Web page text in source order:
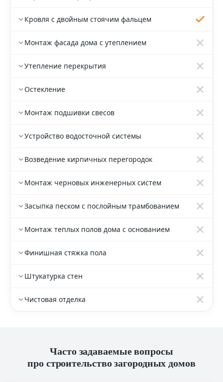
Кровля с двойным стоячим фальцем
Монтаж фасада дома с утеплением
Утепление перекрытия
Остекление
Монтаж подшивки свесов
Устройство водосточной системы
Возведение кирпичных перегородок
Монтаж черновых инженерных систем
Засыпка песком с послойным трамбованием
Монтаж теплых полов дома с основанием
Финишная стяжка пола
Штукатурка стен
Чистовая отделка
Часто задаваемые вопросы
про строительство загородных домов